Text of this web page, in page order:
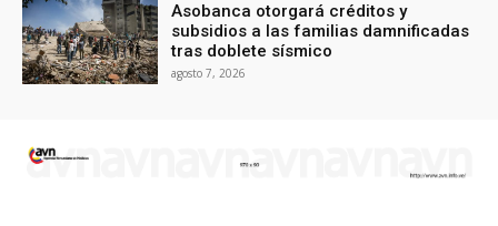
Asobanca otorgará créditos y
subsidios a las familias damnificadas
tras doblete sísmico
agosto 7, 2026